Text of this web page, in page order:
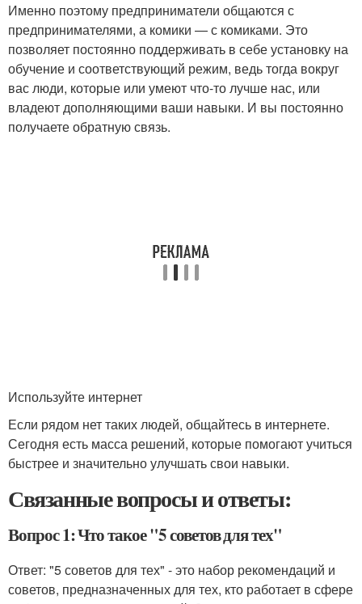
Именно поэтому предприниматели общаются с
предпринимателями, а комики — с комиками. Это
позволяет постоянно поддерживать в себе установку на
обучение и соответствующий режим, ведь тогда вокруг
вас люди, которые или умеют что-то лучше нас, или
владеют дополняющими ваши навыки. И вы постоянно
получаете обратную связь.
Используйте интернет
Если рядом нет таких людей, общайтесь в интернете.
Сегодня есть масса решений, которые помогают учиться
быстрее и значительно улучшать свои навыки.
Связанные вопросы и ответы:
Вопрос 1: Что такое "5 советов для тех"
Ответ: "5 советов для тех" - это набор рекомендаций и
советов, предназначенных для тех, кто работает в сфере